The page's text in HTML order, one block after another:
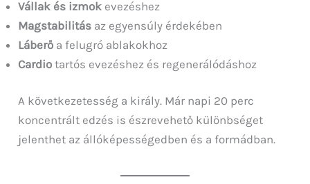
Vállak és izmok evezéshez
Magstabilitás az egyensúly érdekében
Láberő a felugró ablakokhoz
Cardio tartós evezéshez és regenerálódáshoz
A következetesség a király. Már napi 20 perc
koncentrált edzés is észrevehető különbséget
jelenthet az állóképességedben és a formádban.